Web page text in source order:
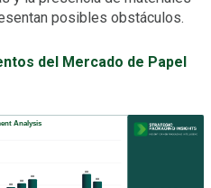
posibles obstáculos.
del Mercado de Papel